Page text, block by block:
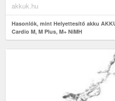
akkuk.hu
Hasonlók, mint Helyettesítő akku
Cardio M, M Plus, M+ NiMH